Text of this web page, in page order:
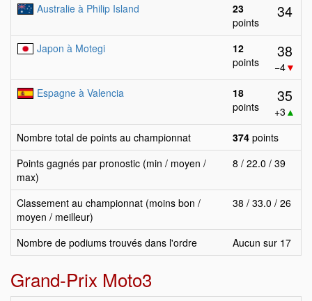
Australie à Philip Island
23
points
34
Japon à Motegi
12
points
38
−4▼
Espagne à Valencia
18
points
35
+3 ▲
Nombre total de points au championnat
374 points
Points gagnés par pronostic (min / moyen /
max)
8 / 22.0 / 39
Classement au championnat (moins bon /
moyen / meilleur)
38 / 33.0 / 26
Nombre de podiums trouvés dans l'ordre Aucun sur 17
Grand-Prix Moto3